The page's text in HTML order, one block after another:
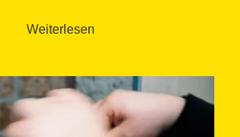
Weiterlesen